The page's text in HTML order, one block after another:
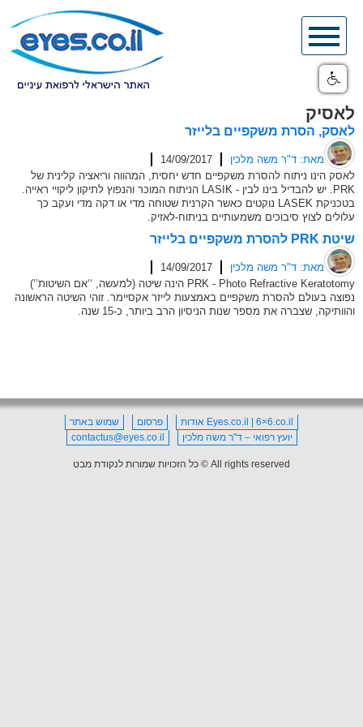
Skip
content
לאסיק
לאסק, הסרת משקפיים בלייזר
מאת: ד"ר משה מלכין
14/09/2017
לאסק הינו ניתוח להסרת משקפיים חדש יחסית, המהווה וריאציה קלינית של
PRK. יש להבדיל בינו לבין - LASIK הניתוח המוכר והנפוץ לתיקון ליקויי ראייה.
בטכניקת LASEK נוקטים כאשר הקרנית שטוחה מדי או דקה מדי ועקב כך
עלולים לצוץ סיבוכים משמעותיים בניתוח-לאזיק.
שיטת PRK להסרת משקפיים בלייזר
מאת: ד"ר משה מלכין
14/09/2017
PRK - Photo Refractive Keratotomy הינה שיטה (למעשה, ‘‘אם השיטות’‘)
נפוצה בעולם להסרת משקפיים באמצעות לייזר אקסיימר. זוהי השיטה הראשונה
והוותיקה, שצברה את מספר שנות הניסיון הרב ביותר, כ-15 שנה.
Eyes.co.il | 6×6.co.il אודות פרסום
שמוש באתר
יועץ רפואי – ד"ר משה מלכין
contactus@eyes.co.il
All rights reserved © כל הזכויות שמורות לנקודת מבט